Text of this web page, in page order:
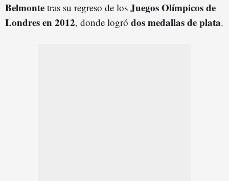
Belmonte tras su regreso de los Juegos Olímpicos de
Londres en 2012, donde logró dos medallas de plata.